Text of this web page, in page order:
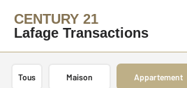
CENTURY 21
Lafage Transactions
Tous Maison Appartement